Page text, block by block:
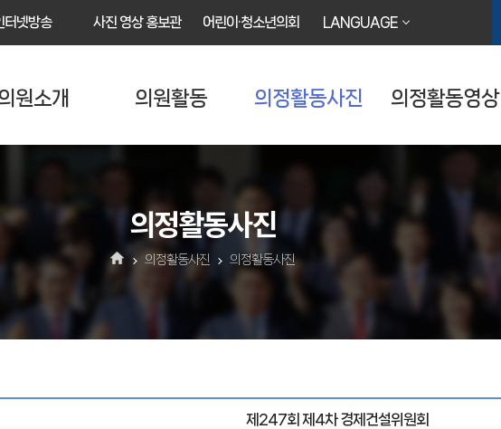
터넷방송 사진 영상 홍보관 어린이·청소년의회 LANGUAGE
원소개 의원활동 의정활동사진 의정활동영상
의정활동사진
의정활동사진 의정활동사진
제247회 제4차 경제건설위원회